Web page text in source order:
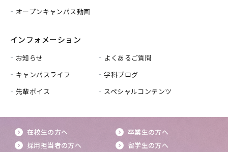
オープンキャンパス動画
インフォメーション
お知らせ
キャンパスライフ
先輩ボイス
よくあるご質問
学科ブログ
スペシャルコンテンツ
在校生の方へ
卒業生の方へ
採用担当者の方へ
留学生の方へ